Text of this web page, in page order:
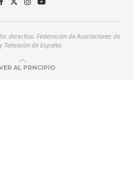
derechos. Federación de Asociaciones de
Televisión de España.
AL PRNCIPIO